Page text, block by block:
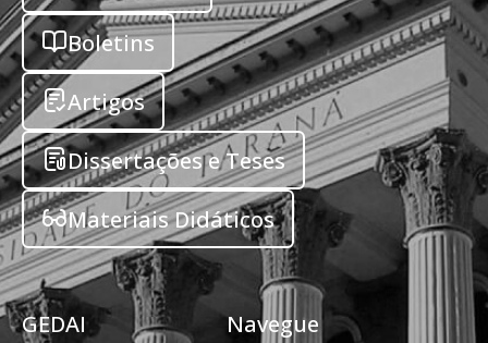
Boletins
Artigos
Dissertações e Teses
Materiais Didáticos
GEDAI Navegue